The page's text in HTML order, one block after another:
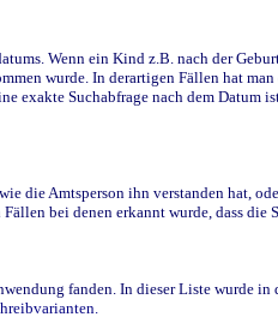
Wenn ein Kind z.B. nach der
wurde. In derartigen Fällen hat
Suchabfrage nach dem Datum
Amtsperson ihn verstanden hat,
bei denen erkannt wurde, dass
fanden. In dieser Liste wurde